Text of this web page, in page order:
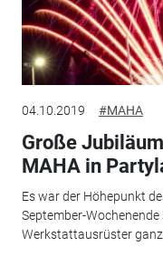
04.10.2019 #MAHA
Große
MAHA in
Es war der Höhepunkt
September-
Werkstattausrüster ganz